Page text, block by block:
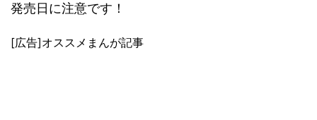
発売日に注意です！
[広告]オススメまんが記事